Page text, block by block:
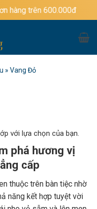
600.000đ
» Vang Đỏ
với lựa chọn của bạn.
phá hương vị
cấp
thuộc trên bàn tiệc nhờ
năng kết hợp tuyệt vời